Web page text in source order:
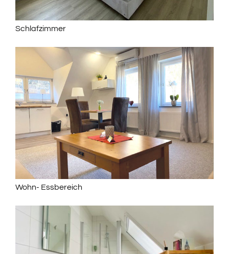
Schlafzimmer
Wohn- Essbereich